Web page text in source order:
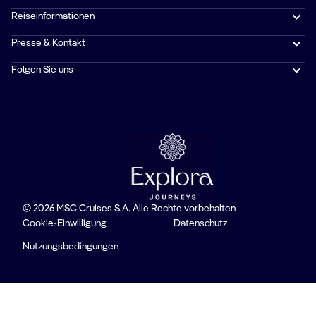
Reiseinformationen
Presse & Kontakt
Folgen Sie uns
© 2026 MSC Cruises S.A. Alle Rechte vorbehalten
Cookie-Einwilligung
Datenschutz
Nutzungsbedingungen